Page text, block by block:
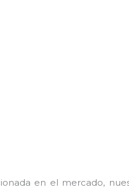
en el mercado,